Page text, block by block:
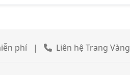
phí | Liên hệ Trang Vàng